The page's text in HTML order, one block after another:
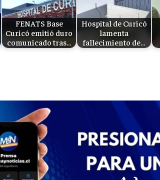
FENATS Base
Curicó emitió duro
comunicado tras…
Hospital de Curicó
lamenta
fallecimiento de…